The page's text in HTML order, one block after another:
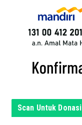
n
Scan Untuk Donasi